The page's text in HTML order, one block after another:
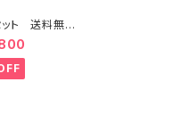
ット 送料無
タンガヨガポ